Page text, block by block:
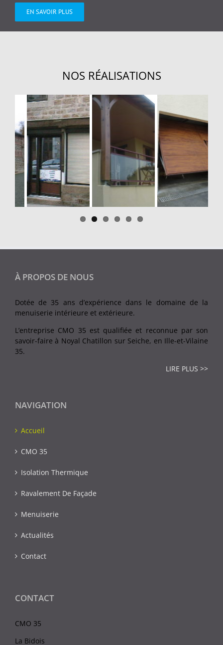
EN SAVOIR PLUS
NOS RÉALISATIONS
À PROPOS DE NOUS
Dotée de 35 ans d’expérience dans le domaine de la
menuiserie intérieure et extérieure.
L’entreprise CMO 35 est qualifiée et reconnue par son
savoir-faire à Noyal Chatillon sur Seiche, en Ille-et-Vilaine
35.
LIRE PLUS >>
NAVIGATION
Accueil
CMO 35
Isolation Thermique
Ravalement De Façade
Menuiserie
Actualités
Contact
CONTACT
CMO 35
La Bidois